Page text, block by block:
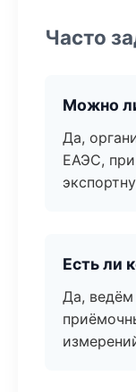
Часто
Можно
Да,
ЕАЭС,
Есть ли
Да,